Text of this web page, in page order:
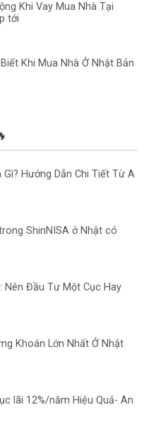
Khi Vay Mua Nhà Tại
tới
Khi Mua Nhà Ở Nhật Bản
Hướng Dẫn Chi Tiết Từ A
ShinNISA ở Nhật có
Nên Đầu Tư Một Cục Hay
Khoán Lớn Nhất Ở Nhật
lãi 12%/năm Hiệu Quả- An